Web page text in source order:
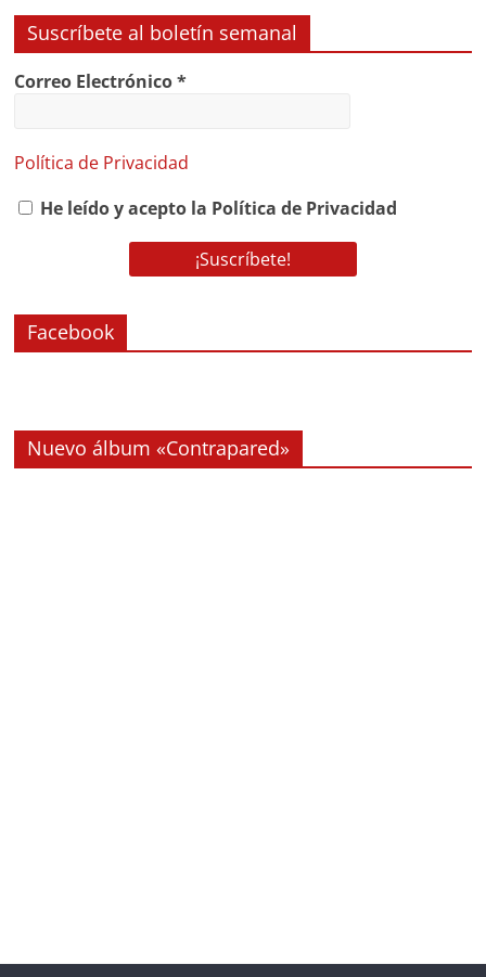
Suscríbete al boletín semanal
Correo Electrónico*
Política de Privacidad
He leído y acepto la Política de Privacidad
Facebook
Nuevo álbum «Contrapared»